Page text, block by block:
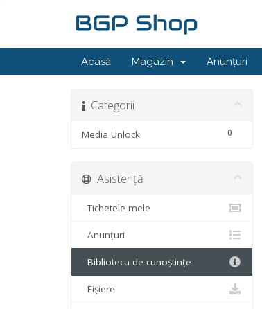
Acasă Magazin Anunțuri
Categorii
0
Media Unlock
Asistență
Tichetele mele
Anunțuri
Biblioteca de cunoștințe
Fișiere